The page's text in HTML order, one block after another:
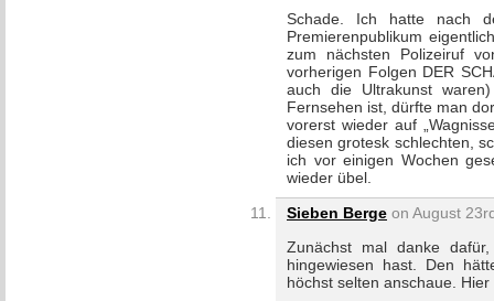
Schade. Ich hatte nach
Premierenpublikum
zum nächsten Polizeiruf
vorherigen Folgen DER
auch die Ultrakunst
Fernsehen ist, dürfte man
vorerst wieder auf
diesen grotesk schlechten,
ich vor einigen Wochen
wieder übel.
Sieben Berge on August
Zunächst mal danke
hingewiesen hast. Den
höchst selten anschaue.